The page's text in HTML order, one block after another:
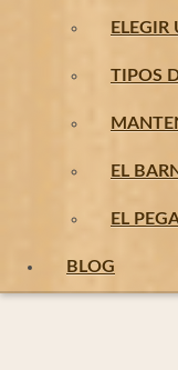
TIPOS
EL
EL
BLOG